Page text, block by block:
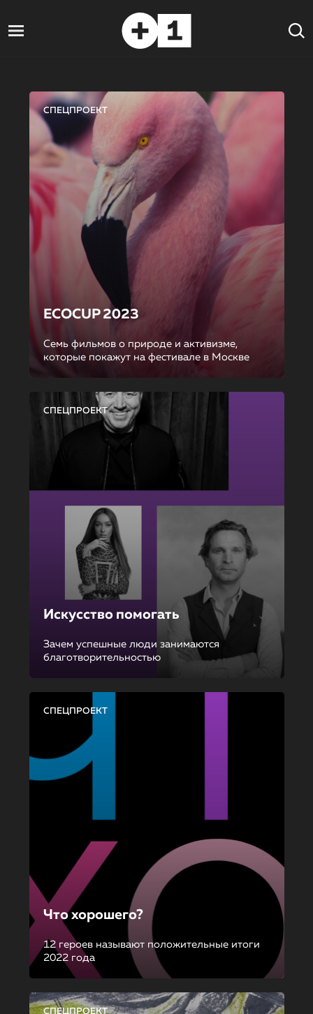
СПЕЦПРОЕКТ
ECOCUP 2023
Семь фильмов о природе и активизме,
которые покажут на фестивале в Москве
СПЕЦПРОЕКТ
Искусство помогать
Зачем успешные люди занимаются
благотворительностью
СПЕЦПРОЕКТ
Что хорошего?
12 героев называют положительные итоги
2022 года
СПЕЦПРОЕКТ